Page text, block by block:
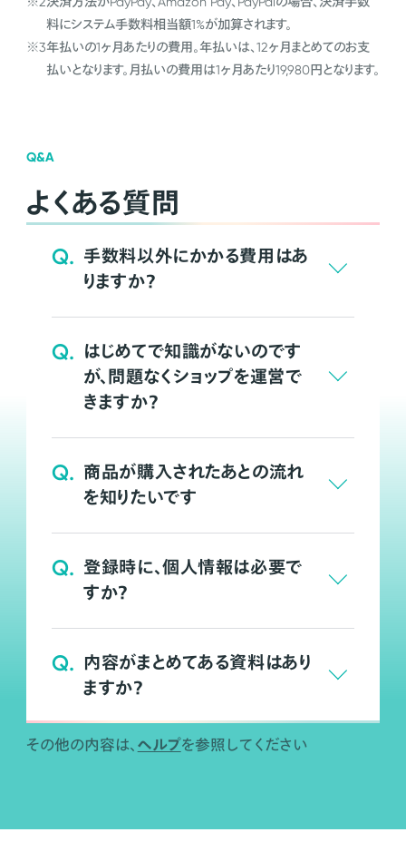
料にシステム手数料相当額1%が加算されます。
※3年払いの1ヶ月あたりの費用。年払いは、12ヶ月まとめてのお支
払いとなります。月払いの費用は1ヶ月あたり19,980円となります。
Q&A
よくある質問
Q. 手数料以外にかかる費用はあ
りますか？
Q. はじめてで知識がないのです
が、問題なくショップを運営で
きますか？
Q. 商品が購入されたあとの流れ
を知りたいです
Q. 登録時に、個人情報は必要で
すか？
Q. 内容がまとめてある資料はあり
ますか？
その他の内容は、 ヘルプを参照してください